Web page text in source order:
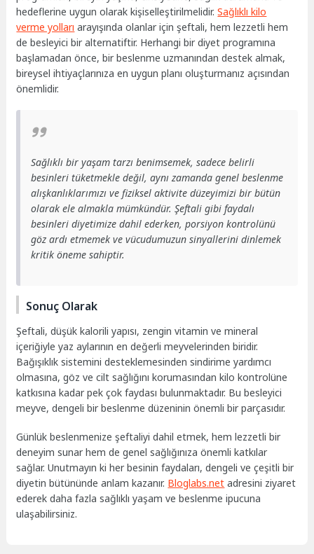
hedeflerine uygun olarak kişiselleştirilmelidir.Sağlıklı kilo
verme yolları arayışında olanlar için şeftali, hem lezzetli hem
de besleyici bir alternatiftir. Herhangi bir diyet programına
başlamadan önce, bir beslenme uzmanından destek almak,
bireysel ihtiyaçlarınıza en uygun planı oluşturmanız açısından
önemlidir.
Sağlıklı bir yaşam tarzı benimsemek, sadece belirli
besinleri tüketmekle değil, aynı zamanda genel beslenme
alışkanlıklarımızı ve fiziksel aktivite düzeyimizi bir bütün
olarak ele almakla mümkündür. Şeftali gibi faydalı
besinleri diyetimize dahil ederken, porsiyon kontrolünü
göz ardı etmemek ve vücudumuzun sinyallerini dinlemek
kritik öneme sahiptir.
Sonuç Olarak
Şeftali, düşük kalorili yapısı, zengin vitamin ve mineral
içeriğiyle yaz aylarının en değerli meyvelerinden biridir.
Bağışıklık sistemini desteklemesinden sindirime yardımcı
olmasına, göz ve cilt sağlığını korumasından kilo kontrolüne
katkısına kadar pek çok faydası bulunmaktadır. Bu besleyici
meyve, dengeli bir beslenme düzeninin önemli bir parçasıdır.
Günlük beslenmenize şeftaliyi dahil etmek, hem lezzetli bir
deneyim sunar hem de genel sağlığınıza önemli katkılar
sağlar. Unutmayın ki her besinin faydaları, dengeli ve çeşitli bir
diyetin bütününde anlam kazanır. Bloglabs.net adresini ziyaret
ederek daha fazla sağlıklı yaşam ve beslenme ipucuna
ulaşabilirsiniz.